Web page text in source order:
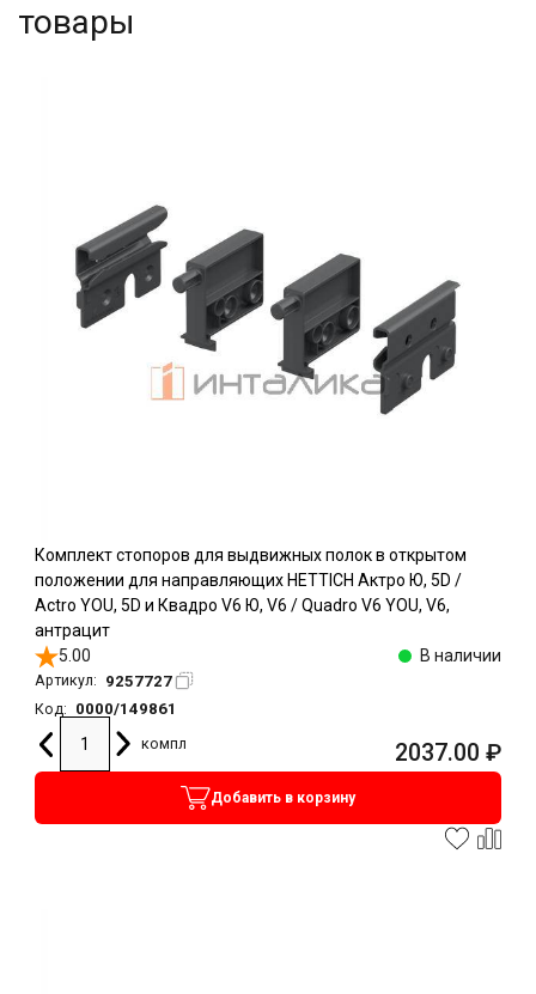
товары
Комплект стопоров для выдвижных полок в открытом
положении для направляющих HETTICH Актро Ю, 5D /
Actro YOU, 5D и Квадро V6 Ю, V6 / Quadro V6 YOU, V6,
антрацит
5.00
В наличии
Артикул: 9257727
Код:
0000/149861
компл
2037.00 ₽
Добавить в корзину